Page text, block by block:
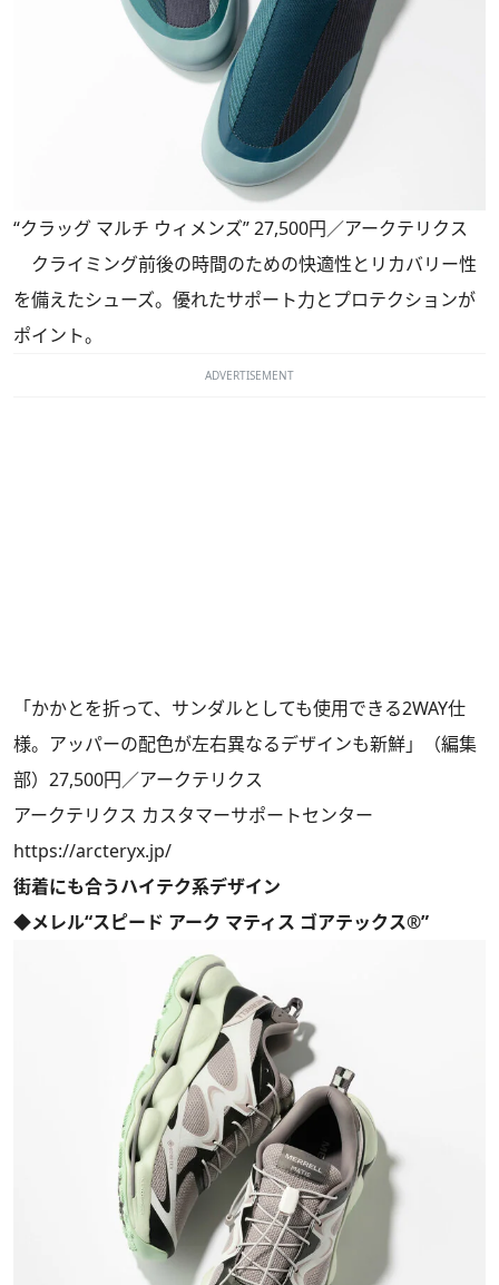
“クラッグ マルチ ウィメンズ” 27,500円／アークテリクス
クライミング前後の時間のための快適性とリカバリー性
を備えたシューズ。優れたサポート力とプロテクションが
ポイント。
ADVERTISEMENT
「かかとを折って、サンダルとしても使用できる2WAY仕
様。アッパーの配色が左右異なるデザインも新鮮」（編集
部）27,500円／アークテリクス
アークテリクス カスタマーサポートセンター
https://arcteryx.jp/
街着にも合うハイテク系デザイン
◆メレル“スピード アーク マティス ゴアテックス®”